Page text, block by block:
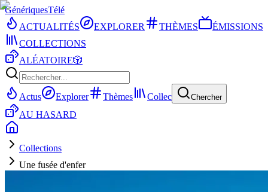
GénériquesTélé
ACTUALITÉS
EXPLORER THÈMES
ÉMISSIONS
COLLECTIONS
ALÉATOIRE🎲
Actus Explorer Thèmes Collec Chercher
AU HASARD
Collections
Une fusée d'enfer